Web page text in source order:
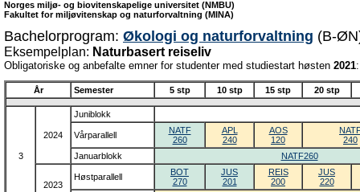
Norges miljø- og biovitenskapelige universitet (NMBU)
Fakultet for miljøvitenskap og naturforvaltning (MINA)
Bachelorprogram: Økologi og naturforvaltning (B-
Eksempelplan: Naturbasert reiseliv
Obligatoriske og anbefalte emner for studenter med studiestart høsten 2021:
År Semester 5 stp 10 stp 15 stp 20 stp
3
2024
Juniblokk
Vårparallell
NATF
260
APL
240
AOS
120
240
Januarblokk
NATF260
2023
Høstparallell
BOT
270
JUS
201
REIS
200
JUS
220